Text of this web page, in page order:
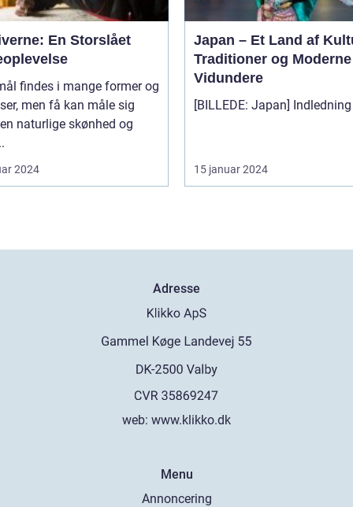
En Storslået
findes i mange former og
men få kan måle sig
naturlige skønhed og
2024
Japan – Et Land af
Traditioner og Moderne
Vidundere
15 januar 2024
Adresse
web: www.klikko.dk
Menu
Annoncering